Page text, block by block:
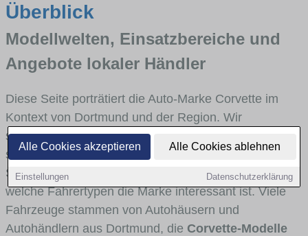
Alle Cookies akzeptieren Alle Cookies ablehnen
Einstellungen Datenschutzerklärung
Überblick
Modellwelten, Einsatzbereiche und
Angebote lokaler Händler
Diese Seite porträtiert die Auto-Marke Corvette im
Kontext von Dortmund und der Region. Wir
skizzieren, in welchen Fahrzeugklassen Corvette
stark vertreten ist, welche Modellreihen häufig im
Stadt- und Umlandverkehr zu sehen sind und für
welche Fahrertypen die Marke interessant ist. Viele
Fahrzeuge stammen von Autohäusern und
Autohändlern aus Dortmund, die Corvette-Modelle